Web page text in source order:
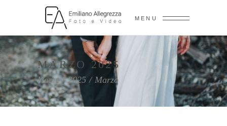
MENU
MARZO 2025
Home/2025/Marzo